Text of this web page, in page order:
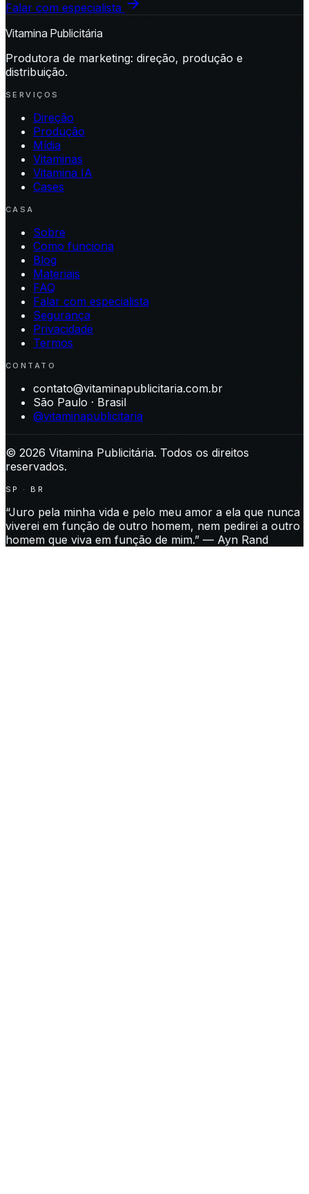
Falar com especialista
Vitamina Publicitária
Produtora de marketing: direção, produção e
distribuição.
SERVIÇOS
Direção
Produção
Mídia
Vitaminas
Vitamina IA
Cases
CASA
Sobre
Como funciona
Blog
Materiais
FAQ
Falar com especialista
Segurança
Privacidade
Termos
CONTATO
contato@vitaminapublicitaria.com.br
São Paulo · Brasil
@vitaminapublicitaria
© 2026 Vitamina Publicitária. Todos os direitos
reservados.
SP · BR
“Juro pela minha vida e pelo meu amor a ela que nunca
viverei em função de outro homem, nem pedirei a outro
homem que viva em função de mim.” — Ayn Rand